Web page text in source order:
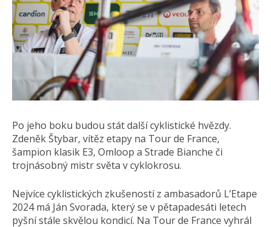
Po jeho boku budou stát další cyklistické hvězdy.
Zdeněk Štybar, vítěz etapy na Tour de France,
šampion klasik E3, Omloop a Strade Bianche či
trojnásobný mistr světa v cyklokrosu.
Nejvíce cyklistických zkušeností z ambasadorů L’Etape
2024 má Ján Svorada, který se v pětapadesáti letech
pyšní stále skvělou kondicí. Na Tour de France vyhrál